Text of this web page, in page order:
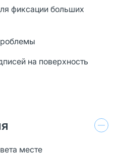
фиксации больших
на поверхность
месте